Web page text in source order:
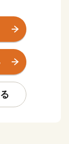
た三原城跡や
か、お祭りな
る４大祭りは
の「神明
る日本酒、自